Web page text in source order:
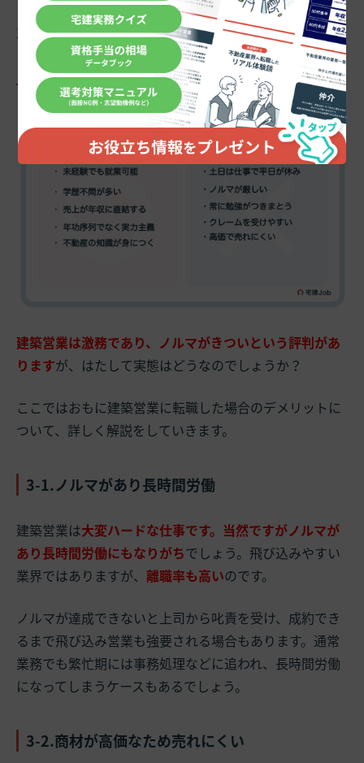
3.建築営業は激務？きつい？ノルマは？【デ
メリット】
建築営業は激務であり、ノルマがきついという評判があ
りますが、はたして実態はどうなのでしょうか？
ここではおもに建築営業に転職した場合のデメリットに
ついて、詳しく解説をしていきます。
3-1.ノルマがあり長時間労働
建築営業は大変ハードな仕事です。当然ですがノルマが
あり長時間労働にもなりがちでしょう。飛び込みやすい
業界ではありますが、 離職率も高いのです。
ノルマが達成できないと上司から叱責を受け、成約でき
るまで飛び込み営業も強要される場合もあります。通常
業務でも繁忙期には事務処理などに追われ、長時間労働
になってしまうケースもあるでしょう。
3-2.商材が高価なため売れにくい